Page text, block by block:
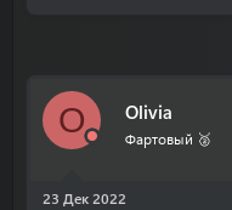
O Olivia
Фартовый 🥈
23 Дек 2022